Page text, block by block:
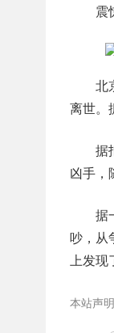
震
北
离世。
据
凶手，
据
吵，从
上发
本站声